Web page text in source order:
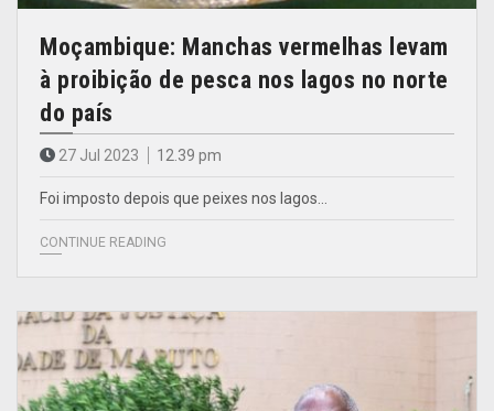
Moçambique: Manchas vermelhas levam
à proibição de pesca nos lagos no norte
do país
27 Jul 2023 12.39 pm
Foi imposto depois que peixes nos lagos…
CONTINUE READING